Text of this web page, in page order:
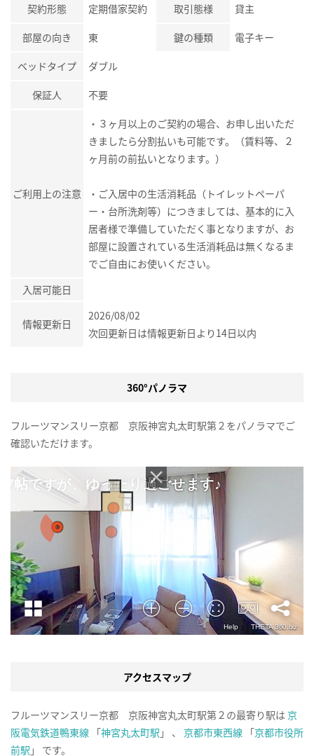
契約形態 定期借家契約 取引態様 貸主
部屋の向き 東 鍵の種類 電子キー
ベッドタイプ ダブル
保証人 不要
ご利用上の注意
・３ヶ月以上のご契約の場合、お申し出いただ
きましたら分割払いも可能です。（賃料等、２
ヶ月前の前払いとなります。）
・ご入居中の生活消耗品（トイレットペーパ
ー・台所洗剤等）につきましては、基本的に入
居者様で準備していただく事となりますが、お
部屋に設置されている生活消耗品は無くなるま
でご自由にお使いください。
入居可能日
情報更新日
2026/08/02
次回更新日は情報更新日より14日以内
360°パノラマ
フルーツマンスリー京都 京阪神宮丸太町駅第２をパノラマでご
確認いただけます。
アクセスマップ
フルーツマンスリー京都 京阪神宮丸太町駅第２の最寄り駅は 京
阪電気鉄道鴨東線 「神宮丸太町駅 」 、 京都市東西線 「京都市役所
前駅 」 です。